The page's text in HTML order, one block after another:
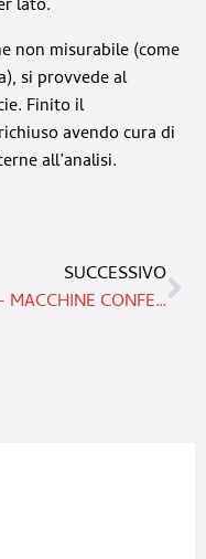
lato.
non misurabile (come
si provvede al
Finito il
avendo cura di
all’analisi.
SUCCESSIVO
GSP – MACCHINE CONFEZIONATRICI E IMPIANTI AUTOMATICI DI CONFEZIONAMENTO.